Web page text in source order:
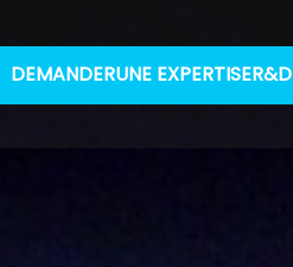
DEMANDERUNE EXPERTISER&D